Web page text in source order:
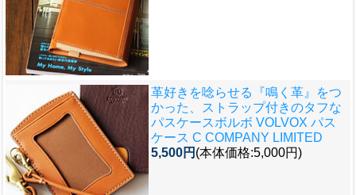
革好きを唸らせる『鳴く革』をつ
かった、ストラップ付きのタフな
パスケースボルボ VOLVOX パス
ケース C COMPANY LIMITED
5,500円 (本体価格:5,000円)